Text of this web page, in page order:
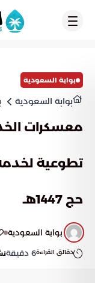
بوابة السعودية
بوابة السعودية
تطوعية
حج 1447هـ
بوابة السعودية
دقائق القراءة6 دقيقة